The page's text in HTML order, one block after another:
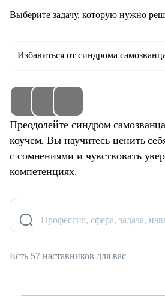
Выберите задачу, которую нужно
Избавиться от синдрома
Преодолейте синдром
коучем. Вы научитесь ценить
с сомнениями и чувствовать
компетенциях.
Профессия, сфера, задача,
Есть 57 наставников для вас